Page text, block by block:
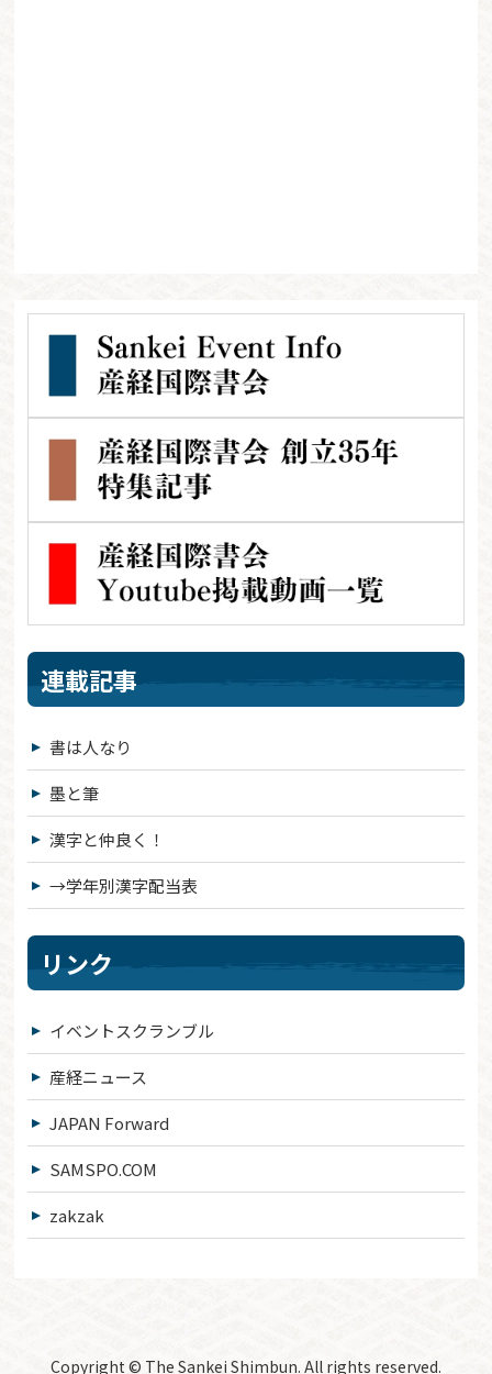
連載記事
書は人なり
墨と筆
漢字と仲良く！
→学年別漢字配当表
リンク
イベントスクランブル
産経ニュース
JAPAN Forward
SAMSPO.COM
zakzak
Copyright © The Sankei Shimbun. All rights reserved.